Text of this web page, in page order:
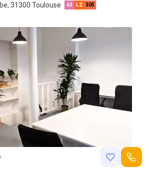
Chemin de la Crabe, 31300 Toulouse
63 L2 305